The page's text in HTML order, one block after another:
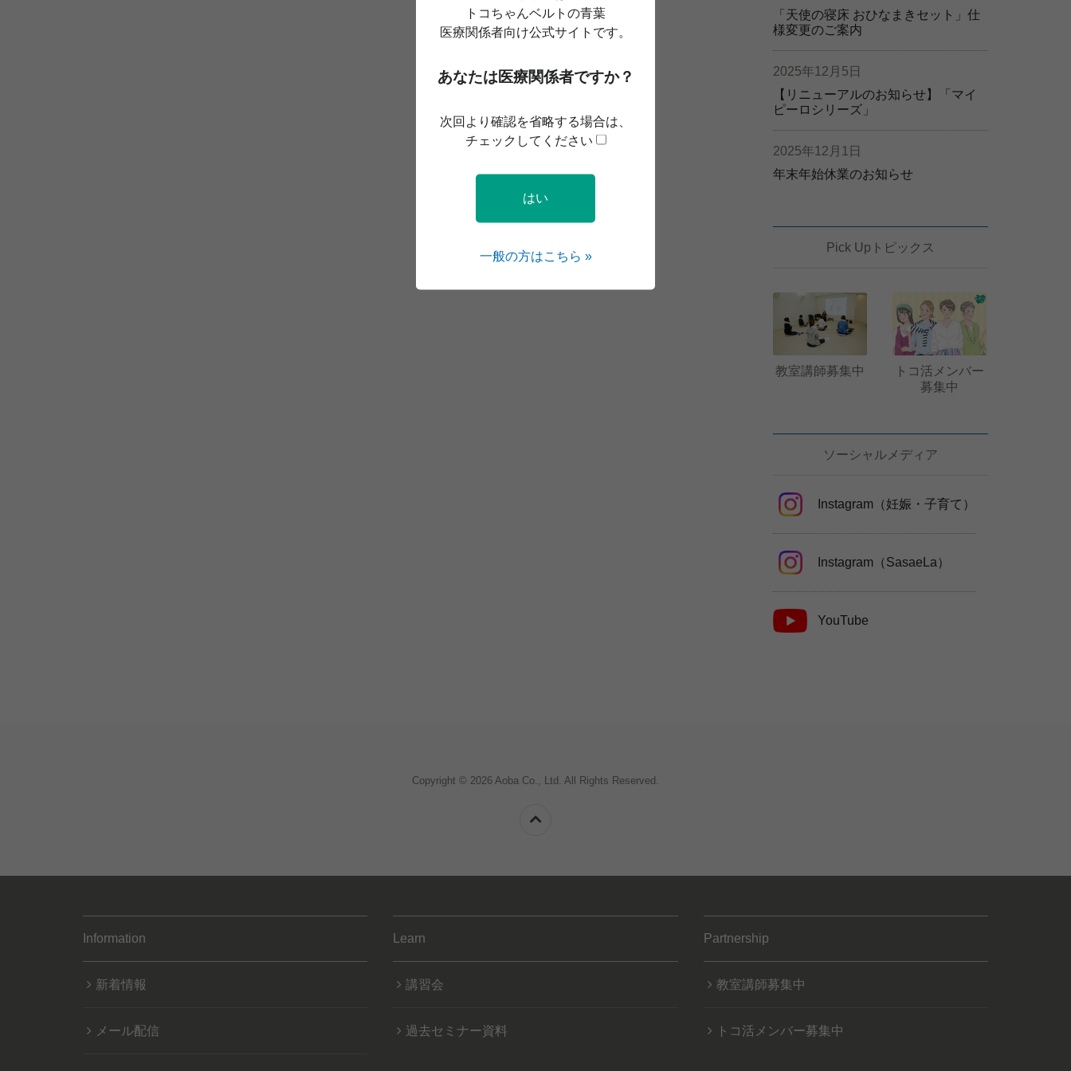
「天使の寝床 おひなまきセット」仕
様変更のご案内
2025年12月5日
【リニューアルのお知らせ】「マイ
ピーロシリーズ」
2025年12月1日
年末年始休業のお知らせ
Pick Upトピックス
教室講師募集中
トコ活メンバー
募集中
ソーシャルメディア
Instagram（妊娠・子育て）
Instagram（SasaeLa）
YouTube
Copyright © 2026 Aoba Co., Ltd. All Rights Reserved.
Information
新着情報
メール配信
Learn
講習会
過去セミナー資料
Partnership
教室講師募集中
トコ活メンバー募集中
トコちゃんベルトの青葉
医療関係者向け公式サイトです。
あなたは医療関係者ですか？
次回より確認を省略する場合は、
チェックしてください
はい
一般の方はこちら »